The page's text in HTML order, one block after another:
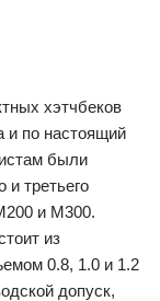
хэтчбеков
и по настоящий
были
и третьего
и M300.
из
0.8, 1.0 и 1.2
допуск,